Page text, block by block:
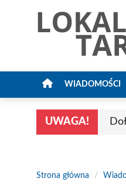
WIADOMOŚCI
UWAGA!
Strona główna /